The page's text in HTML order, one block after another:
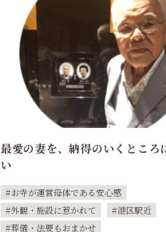
最愛の妻を、納得のいくところ
い
お寺が運営母体である安心感
外観・施設に惹かれて
港区駅近
葬儀・法要もおまかせ